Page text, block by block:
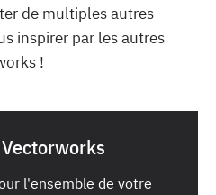
de multiples autres
inspirer par les autres
!
l'ensemble de votre